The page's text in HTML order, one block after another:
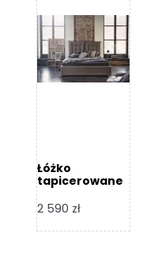
Łóżko
tapicerowane
Design
2 590 zł